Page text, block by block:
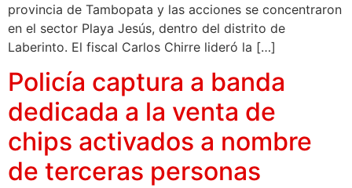
provincia de Tambopata y las acciones se concentraron
en el sector Playa Jesús, dentro del distrito de
Laberinto. El fiscal Carlos Chirre lideró la […]
Policía captura a banda
dedicada a la venta de
chips activados a nombre
de terceras personas